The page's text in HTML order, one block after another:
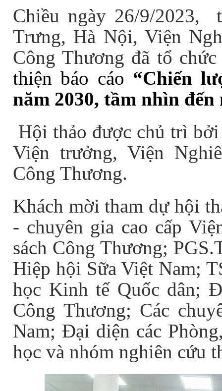
Chiều ngày 26/9/2023,
Trưng, Hà Nội, Viện
Công Thương đã tổ
thiện báo cáo “Chiến
năm 2030, tầm nhìn đến
Hội thảo được chủ trì
Viện trưởng, Viện
Công Thương.
Khách mời tham dự hội
- chuyên gia cao cấp
sách Công Thương;
Hiệp hội Sữa Việt Nam;
học Kinh tế Quốc dân;
Công Thương; Các
Nam; Đại diện các
học và nhóm nghiên cứu